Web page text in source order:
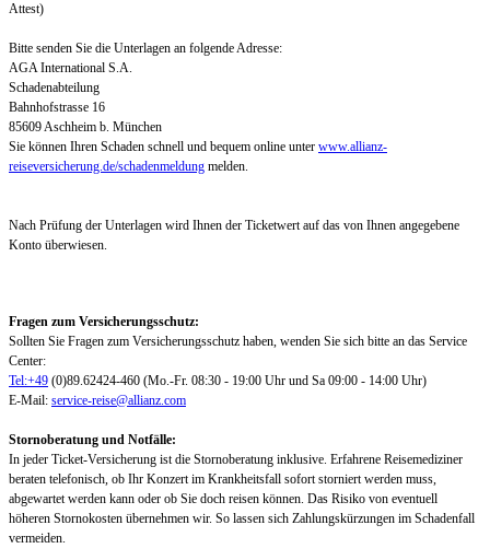
Attest)
Bitte senden Sie die Unterlagen an folgende Adresse:
AGA International S.A.
Schadenabteilung
Bahnhofstrasse 16
85609 Aschheim b. München
Sie können Ihren Schaden schnell und bequem online unter www.allianz-
reiseversicherung.de/schadenmeldung melden.
Nach Prüfung der Unterlagen wird Ihnen der Ticketwert auf das von Ihnen angegebene
Konto überwiesen.
Fragen zum Versicherungsschutz:
Sollten Sie Fragen zum Versicherungsschutz haben, wenden Sie sich bitte an das Service
Center:
Tel:+49 (0)89.62424-460 (Mo.-Fr. 08:30 - 19:00 Uhr und Sa 09:00 - 14:00 Uhr)
E-Mail: service-reise@allianz.com
Stornoberatung und Notfälle:
In jeder Ticket-Versicherung ist die Stornoberatung inklusive. Erfahrene Reisemediziner
beraten telefonisch, ob Ihr Konzert im Krankheitsfall sofort storniert werden muss,
abgewartet werden kann oder ob Sie doch reisen können. Das Risiko von eventuell
höheren Stornokosten übernehmen wir. So lassen sich Zahlungskürzungen im Schadenfall
vermeiden.